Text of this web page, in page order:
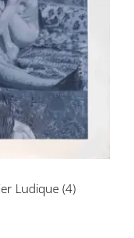
– Atelier
Ludique (4)